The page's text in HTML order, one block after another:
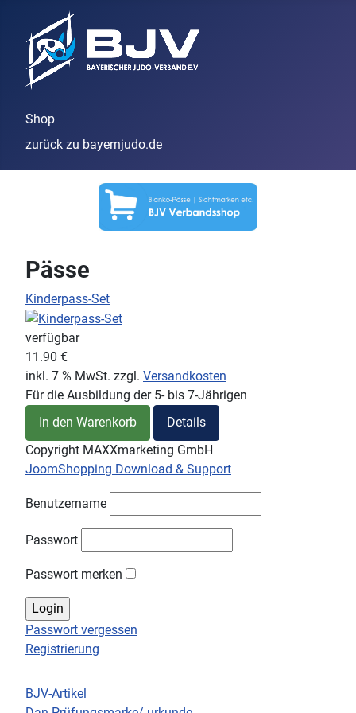
Shop
zurück zu bayernjudo.de
BJV-Artikel
Pässe
Kinderpass-Set
verfügbar
11.90 €
inkl. 7 % MwSt. zzgl. Versandkosten
Für die Ausbildung der 5- bis 7-Jährigen
In den Warenkorb
Details
Copyright MAXXmarketing GmbH
JoomShopping Download & Support
Benutzername
Passwort
Passwort merken
Passwort vergessen
Registrierung